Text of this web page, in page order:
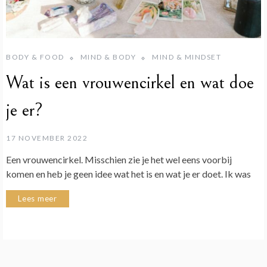
BODY & FOOD MIND & BODY MIND & MINDSET
Wat is een vrouwencirkel en wat doe
je er?
17 NOVEMBER 2022
Een vrouwencirkel. Misschien zie je het wel eens voorbij
komen en heb je geen idee wat het is en wat je er doet. Ik was
Lees meer